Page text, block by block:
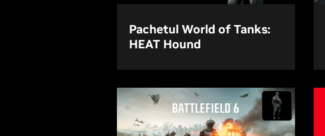
Pachetul World of Tanks:
HEAT Hound